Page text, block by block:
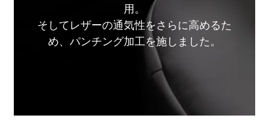
用。
そしてレザーの通気性をさらに高めるた
め、パンチング加工を施しました。